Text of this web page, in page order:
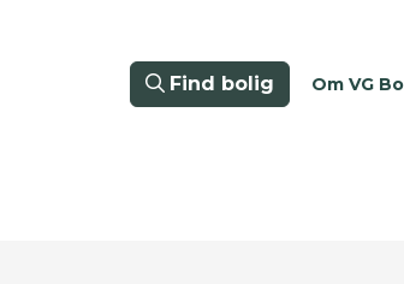
Find bolig Om VG